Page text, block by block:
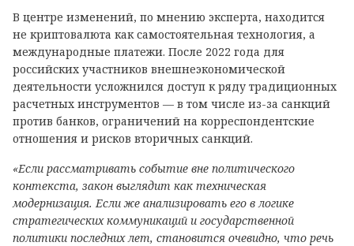
В центре изменений, по мнению эксперта, находится
не криптовалюта как самостоятельная технология, а
международные платежи. После 2022 года для
российских участников внешнеэкономической
деятельности усложнился доступ к ряду традиционных
расчетных инструментов — в том числе из-за санкций
против банков, ограничений на корреспондентские
отношения и рисков вторичных санкций.
«Если рассматривать событие вне политического
контекста, закон выглядит как техническая
модернизация. Если же анализировать его в логике
стратегических коммуникаций и государственной
политики последних лет, становится очевидно, что речь